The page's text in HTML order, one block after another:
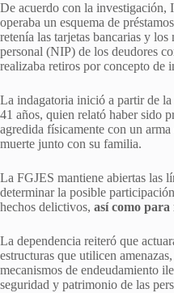
De acuerdo con la investigación,
operaba un esquema de
retenía las tarjetas bancarias y
personal (NIP) de los deudores
realizaba retiros por concepto de
La indagatoria inició a partir de
41 años, quien relató haber sido
agredida físicamente con un
muerte junto con su familia.
La FGJES mantiene abiertas las
determinar la posible
hechos delictivos, así como
La dependencia reiteró que
estructuras que utilicen
mecanismos de endeudamiento
seguridad y patrimonio de las